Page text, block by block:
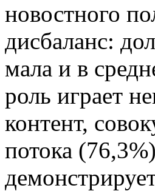
новостного
дисбаланс:
мала и в
роль играет
контент,
потока